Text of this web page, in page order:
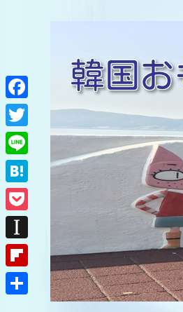
F
a
c
e
b
o
o
k
T
w
i
e
r
L
i
n
H
a
t
e
n
P
o
c
k
I
n
s
F